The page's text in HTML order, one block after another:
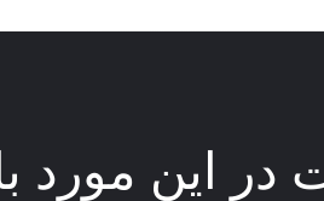
این مورد